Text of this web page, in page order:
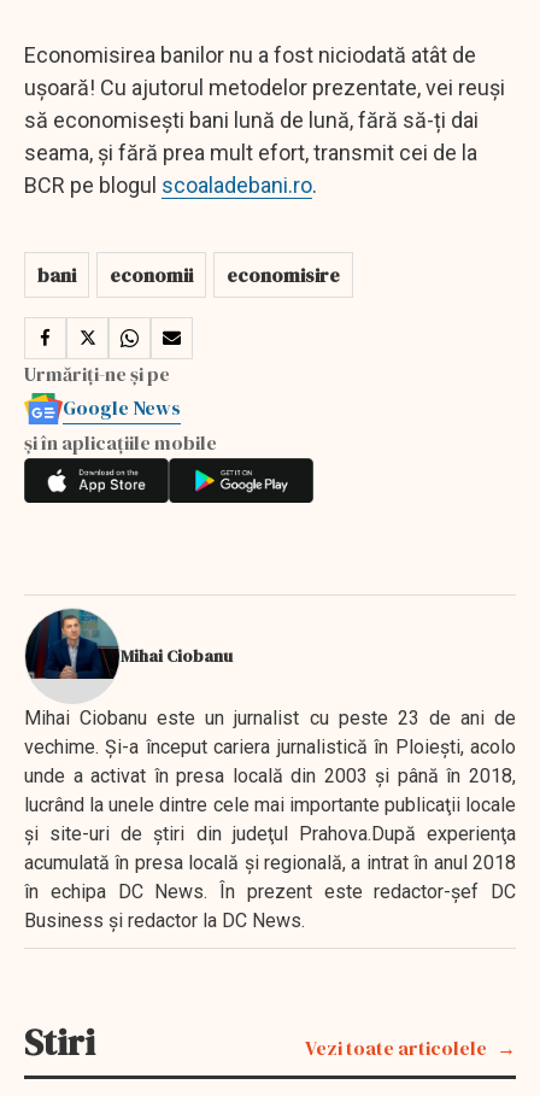
Economisirea banilor nu a fost niciodată atât de
ușoară! Cu ajutorul metodelor prezentate, vei reuși
să economisești bani lună de lună, fără să-ți dai
seama, și fără prea mult efort, transmit cei de la
BCR pe blogul scoaladebani.ro.
bani economii economisire
Urmăriți-ne și pe
Google News
și în aplicațiile mobile
Mihai Ciobanu
Mihai Ciobanu este un jurnalist cu peste 23 de ani de
vechime. Şi-a început cariera jurnalistică în Ploieşti, acolo
unde a activat în presa locală din 2003 şi până în 2018,
lucrând la unele dintre cele mai importante publicaţii locale
şi site-uri de ştiri din judeţul Prahova.După experienţa
acumulată în presa locală şi regională, a intrat în anul 2018
în echipa DC News. În prezent este redactor-şef DC
Business şi redactor la DC News.
Stiri Vezi toate articolele